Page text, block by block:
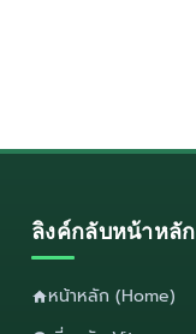
ลิงค์กลับหน้าหลัก
หน้าหลัก (Home)